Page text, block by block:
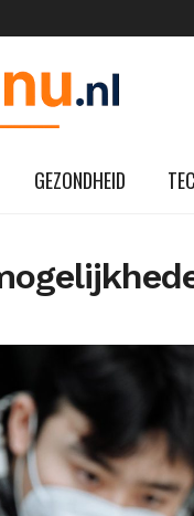
GEZONDHEID